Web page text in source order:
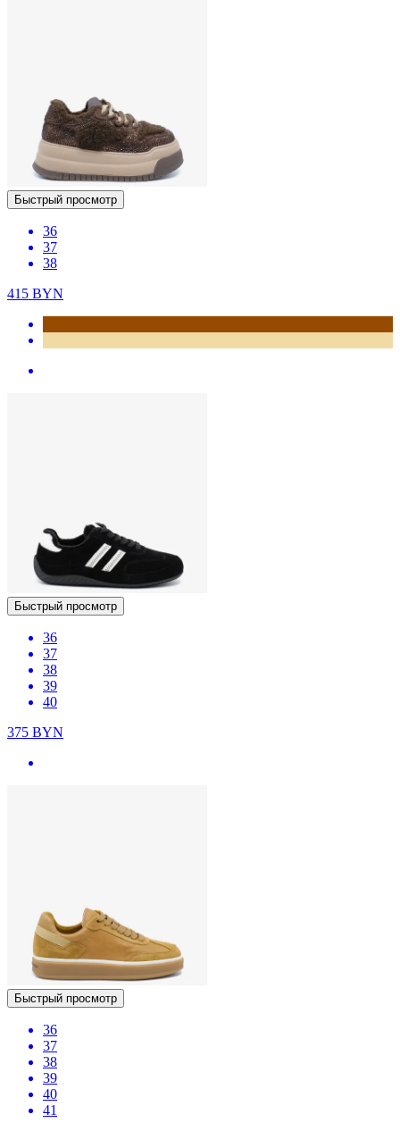
Быстрый просмотр
36
37
38
415 BYN
Быстрый просмотр
36
37
38
39
40
375 BYN
Быстрый просмотр
36
37
38
39
40
41